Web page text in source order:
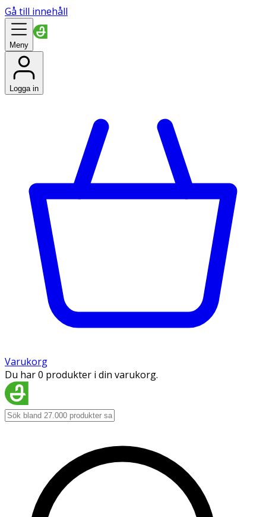
Gå till innehåll
Meny
Logga in
Varukorg
Du har 0 produkter i din varukorg.